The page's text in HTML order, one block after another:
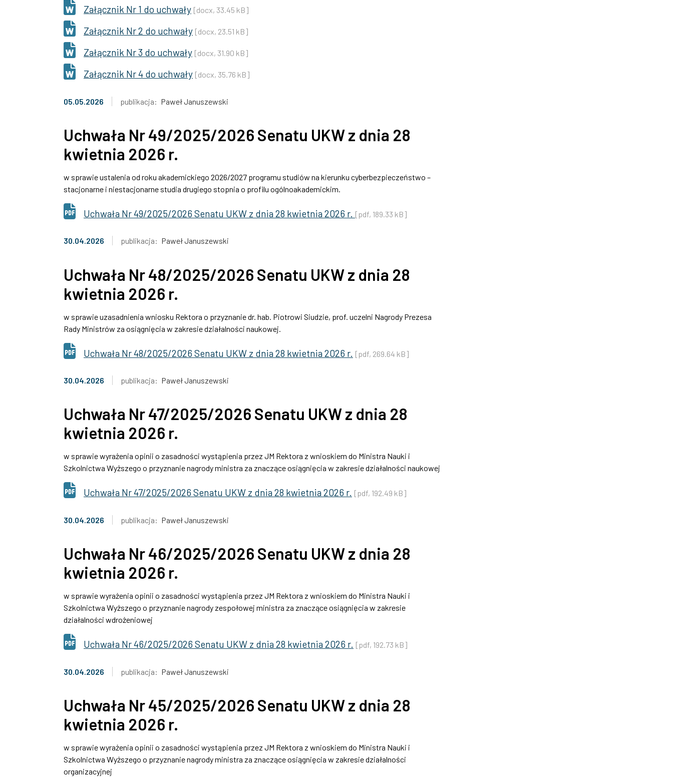
Załącznik Nr 1 do uchwały [docx, 33.45 kB]
Załącznik Nr 2 do uchwały [docx, 23.51 kB]
Załącznik Nr 3 do uchwały [docx, 31.90 kB]
Załącznik Nr 4 do uchwały [docx, 35.76 kB]
05.05.2026 publikacja: Paweł Januszewski
Uchwała Nr 49/2025/2026 Senatu UKW z dnia 28
kwietnia 2026 r.
w sprawie ustalenia od roku akademickiego 2026/2027 programu studiów na kierunku cyberbezpieczeństwo –
stacjonarne i niestacjonarne studia drugiego stopnia o profilu ogólnoakademickim.
Uchwała Nr 49/2025/2026 Senatu UKW z dnia 28 kwietnia 2026 r. [pdf, 189.33 kB]
30.04.2026 publikacja: Paweł Januszewski
Uchwała Nr 48/2025/2026 Senatu UKW z dnia 28
kwietnia 2026 r.
w sprawie uzasadnienia wniosku Rektora o przyznanie dr. hab. Piotrowi Siudzie, prof. uczelni Nagrody Prezesa
Rady Ministrów za osiągnięcia w zakresie działalności naukowej.
Uchwała Nr 48/2025/2026 Senatu UKW z dnia 28 kwietnia 2026 r. [pdf, 269.64 kB]
30.04.2026 publikacja: Paweł Januszewski
Uchwała Nr 47/2025/2026 Senatu UKW z dnia 28
kwietnia 2026 r.
w sprawie wyrażenia opinii o zasadności wystąpienia przez JM Rektora z wnioskiem do Ministra Nauki i
Szkolnictwa Wyższego o przyznanie nagrody ministra za znaczące osiągnięcia w zakresie działalności naukowej
Uchwała Nr 47/2025/2026 Senatu UKW z dnia 28 kwietnia 2026 r. [pdf, 192.49 kB]
30.04.2026 publikacja: Paweł Januszewski
Uchwała Nr 46/2025/2026 Senatu UKW z dnia 28
kwietnia 2026 r.
w sprawie wyrażenia opinii o zasadności wystąpienia przez JM Rektora z wnioskiem do Ministra Nauki i
Szkolnictwa Wyższego o przyznanie nagrody zespołowej ministra za znaczące osiągnięcia w zakresie
działalności wdrożeniowej
Uchwała Nr 46/2025/2026 Senatu UKW z dnia 28 kwietnia 2026 r. [pdf, 192.73 kB]
30.04.2026 publikacja: Paweł Januszewski
Uchwała Nr 45/2025/2026 Senatu UKW z dnia 28
kwietnia 2026 r.
w sprawie wyrażenia opinii o zasadności wystąpienia przez JM Rektora z wnioskiem do Ministra Nauki i
Szkolnictwa Wyższego o przyznanie nagrody ministra za znaczące osiągnięcia w zakresie działalności
organizacyjnej